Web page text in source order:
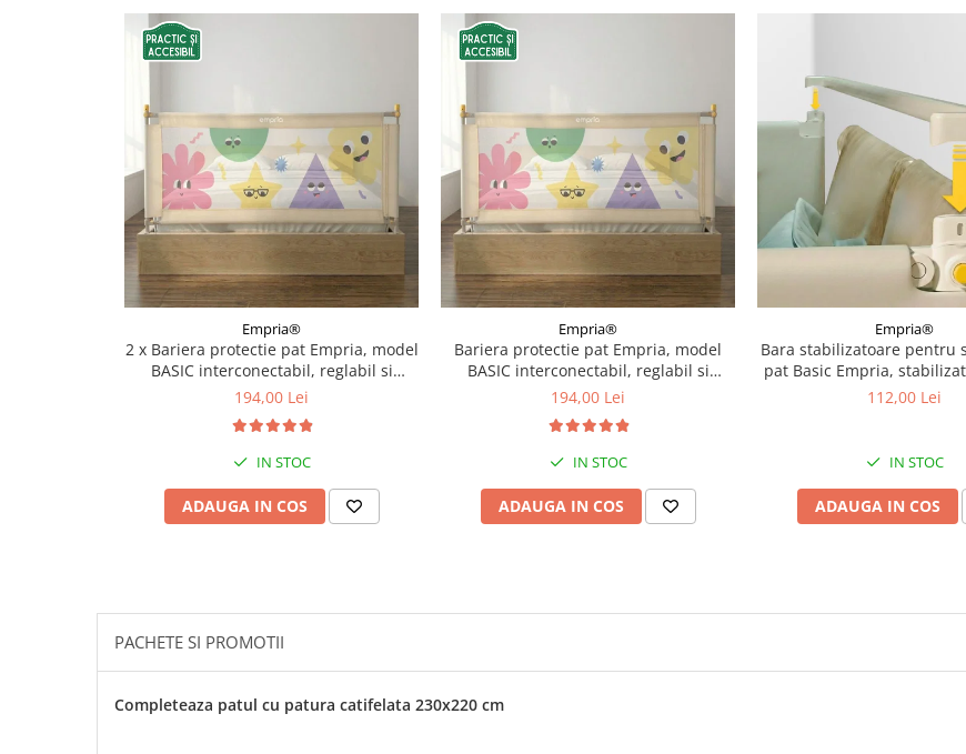
Igiena si ingrijire bebelusi
Accesorii bebelusi / nou-nascuti
Diversificare bebelusi
Jucarii copii si jocuri educative
Jucarii dentitie
Jucarii bebelusi
Covorase ortopedice senzoriale
Cuburi magnetice JollyHeap®
Stikere decorative si covoare
Siguranta animale companie
Carduri Cadou
Propuneri Cadou
Empria®
2 x Bariera protectie pat Empria, model
BASIC interconectabil, reglabil si
culisant, inaltime ajustabila pana la 94
194,00 Lei
IN STOC
ADAUGA IN COS
Empria®
Bariera protectie pat Empria, model
BASIC interconectabil, reglabil si
culisant, inaltime ajustabila pana la 94
194,00 Lei
IN STOC
ADAUGA IN COS
Empria®
Bara stabilizatoare pentru
pat Basic Empria,
140 cm
112,00 Lei
IN STOC
ADAUGA IN COS
PACHETE SI PROMOTII
Completeaza patul cu patura catifelata 230x220 cm